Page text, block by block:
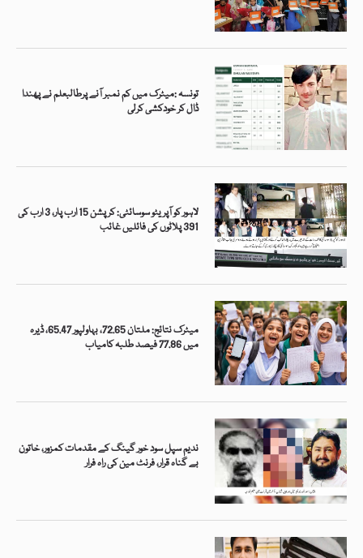
تونسہ :میٹرک میں کم نمبر آنے پرطالبعلم نے پھندا
ڈال کر خودکشی کرلی
لاہور کو آپریٹو سوسائٹی: کرپشن 15 ارب پار، 3 ارب کی
391 پلاٹوں کی فائلیں غائب
میٹرک نتائج: ملتان 72.65، بہاولپور 65.47، ڈیرہ
میں 77.86 فیصد طلبہ کامیاب
ندیم سپل سود خور گینگ کے مقدمات کمزور، خاتون
بے گناہ قرار، فرنٹ مین کی راہ فرار